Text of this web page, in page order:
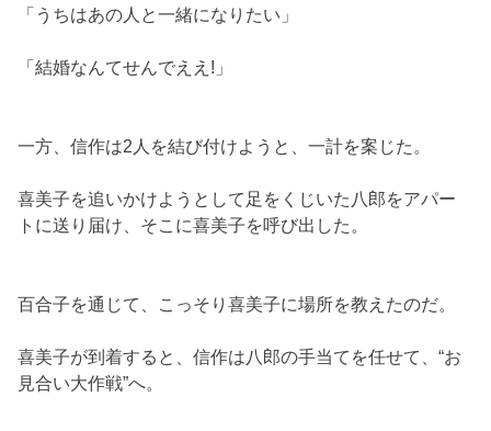
「うちはあの人と一緒になりたい」
「結婚なんてせんでええ!」
一方、信作は2人を結び付けようと、一計を案じた。
喜美子を追いかけようとして足をくじいた八郎をアパー
トに送り届け、そこに喜美子を呼び出した。
百合子を通じて、こっそり喜美子に場所を教えたのだ。
喜美子が到着すると、信作は八郎の手当てを任せて、“お
見合い大作戦”へ。